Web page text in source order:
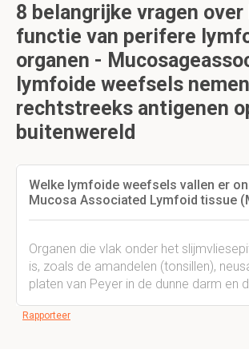
8 belangrijke vragen over
functie van perifere
organen -
lymfoide weefsels nemen
rechtstreeks antigenen
buitenwereld
Welke lymfoide weefsels vallen er
Mucosa Associated Lymfoid tissue
Organen die vlak onder het
is, zoals de amandelen (tonsillen),
platen van Peyer in de dunne darm en
Rapporteer